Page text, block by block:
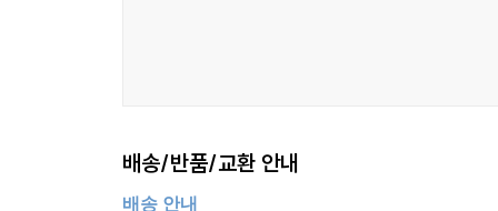
배송/반품/교환 안내
배송 안내